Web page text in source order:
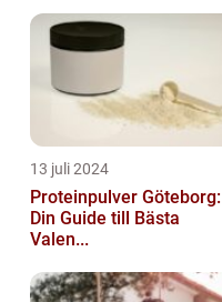
13 juli 2024
Proteinpulver Göteborg:
Din Guide till Bästa
Valen...